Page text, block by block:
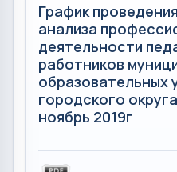
График
анализа
деятельности
работников
образовательных
городского
ноябрь 2019г